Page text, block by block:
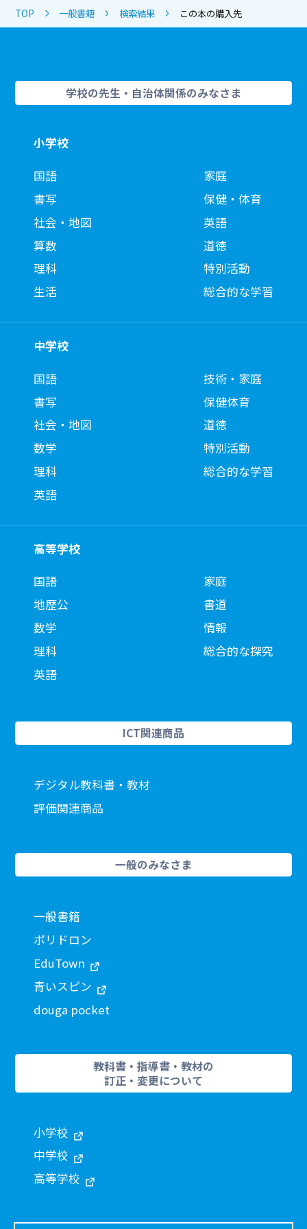
TOP 一般書籍 検索結果 この本の購入先
学校の先生・自治体関係のみなさま
小学校
国語
書写
社会・地図
算数
理科
生活
家庭
保健・体育
英語
道徳
特別活動
総合的な学習
中学校
国語
書写
社会・地図
数学
理科
英語
技術・家庭
保健体育
道徳
特別活動
総合的な学習
高等学校
国語
地歴公
数学
理科
英語
家庭
書道
情報
総合的な探究
ICT関連商品
デジタル教科書・教材
評価関連商品
一般のみなさま
一般書籍
ポリドロン
EduTown
青いスピン
douga pocket
教科書・指導書・教材の
訂正・変更について
小学校
中学校
高等学校